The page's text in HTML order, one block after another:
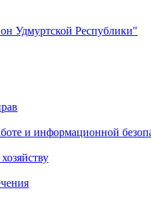
Удмуртской Республики"
и информационной